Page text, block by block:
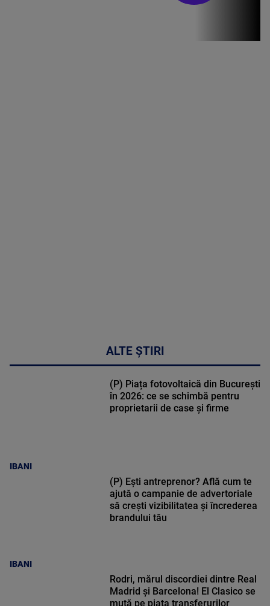
ALTE ȘTIRI
IBANI
(P) Piața fotovoltaică din București
în 2026: ce se schimbă pentru
proprietarii de case și firme
IBANI
(P) Ești antreprenor? Află cum te
ajută o campanie de advertoriale
să crești vizibilitatea și încrederea
brandului tău
Rodri, mărul discordiei dintre Real
Madrid și Barcelona! El Clasico se
mută pe piața transferurilor